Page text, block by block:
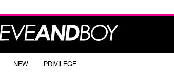
NEW PRIVILEGE